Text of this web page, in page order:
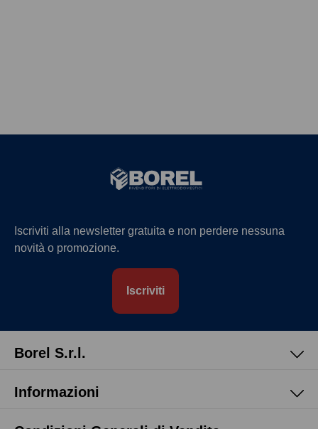
Iscriviti alla newsletter gratuita e non perdere nessuna
novità o promozione.
Iscriviti
Borel S.r.l.
Informazioni